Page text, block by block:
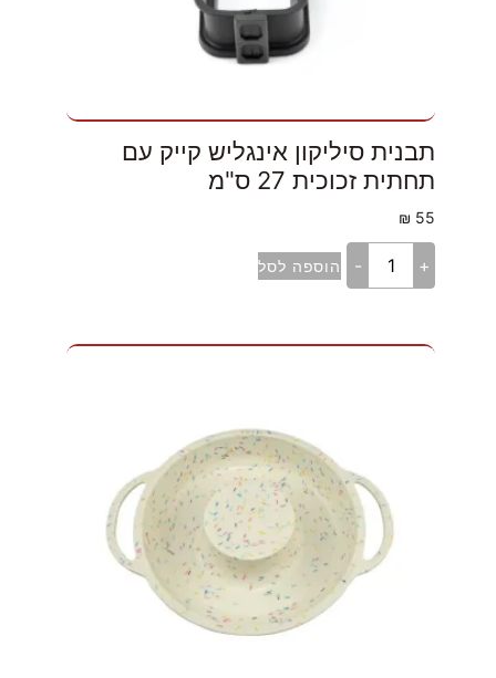
תבנית סיליקון אינגליש קייק עם
תחתית זכוכית 27 ס"מ
55
₪
+
- הוספה לסל